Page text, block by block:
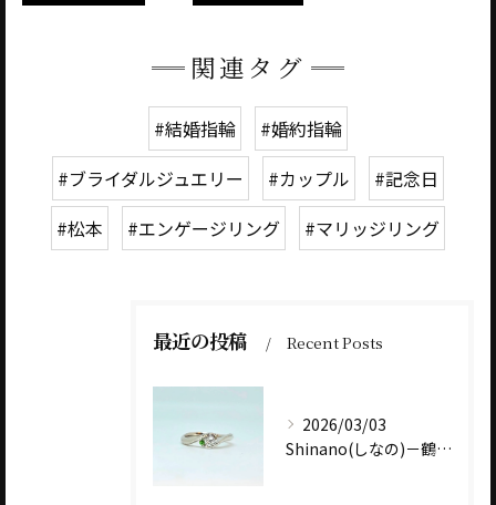
関連タグ
#結婚指輪
#婚約指輪
#ブライダルジュエリー
#カップル
#記念日
#松本
#エンゲージリング #マリッジリング
最近の投稿 Recent Posts
2026/03/03
Shinano(しなの)－鶴－メレダイヤアレンジ例～グリーンガーネット～